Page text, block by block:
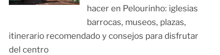
hacer en Pelourinho: iglesias
barrocas, museos, plazas,
itinerario recomendado y consejos para disfrutar
del centro